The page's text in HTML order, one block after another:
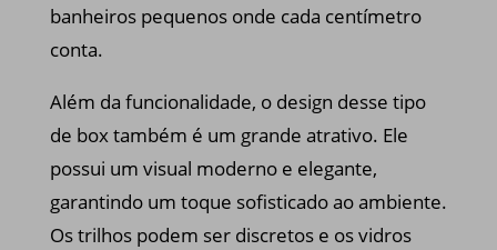
banheiros pequenos onde cada centímetro
conta.
Além da funcionalidade, o design desse tipo
de box também é um grande atrativo. Ele
possui um visual moderno e elegante,
garantindo um toque sofisticado ao ambiente.
Os trilhos podem ser discretos e os vidros